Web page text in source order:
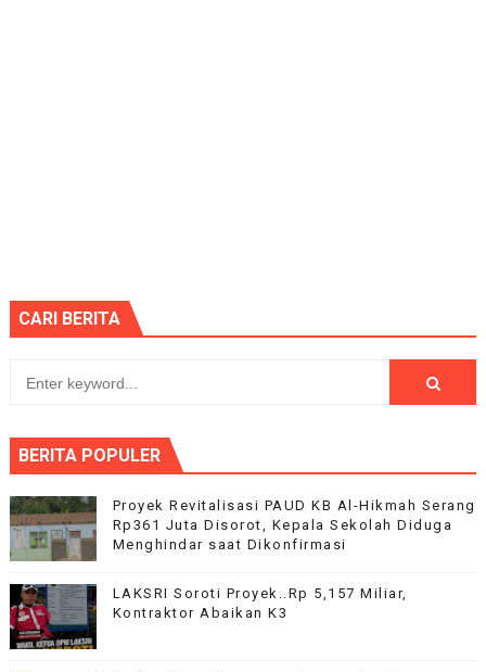
CARI BERITA
BERITA POPULER
Proyek Revitalisasi PAUD KB Al-Hikmah Serang
Rp361 Juta Disorot, Kepala Sekolah Diduga
Menghindar saat Dikonfirmasi
LAKSRI Soroti Proyek..Rp 5,157 Miliar,
Kontraktor Abaikan K3